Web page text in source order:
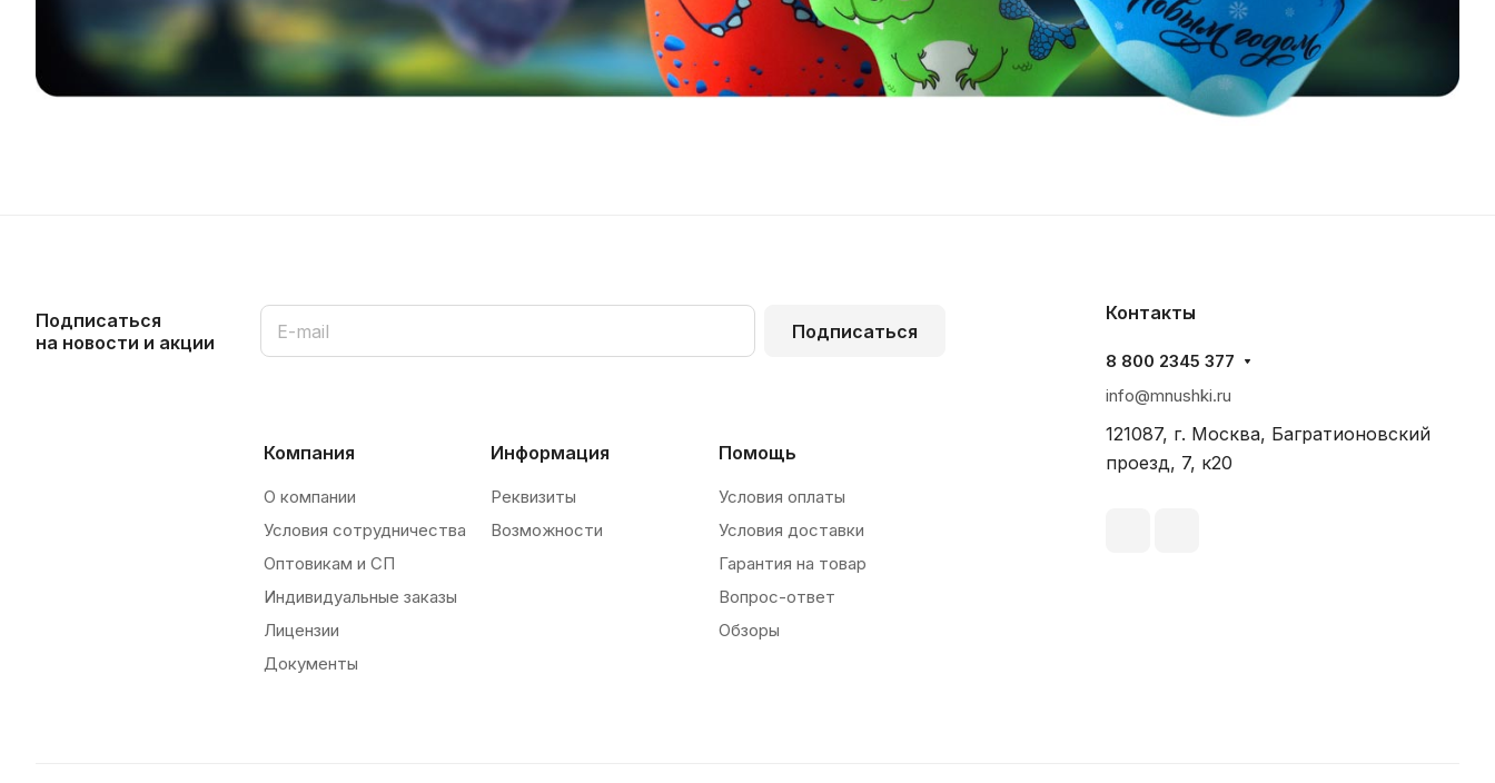
Подписаться
на новости и акции
Подписаться
Компания
О компании
Условия сотрудничества
Оптовикам и СП
Индивидуальные заказы
Лицензии
Документы
Информация
Реквизиты
Возможности
Помощь
Условия оплаты
Условия доставки
Гарантия на товар
Вопрос-ответ
Обзоры
Контакты
8 800 2345 377
info@mnushki.ru
121087, г. Москва, Багратионовский
проезд, 7, к20